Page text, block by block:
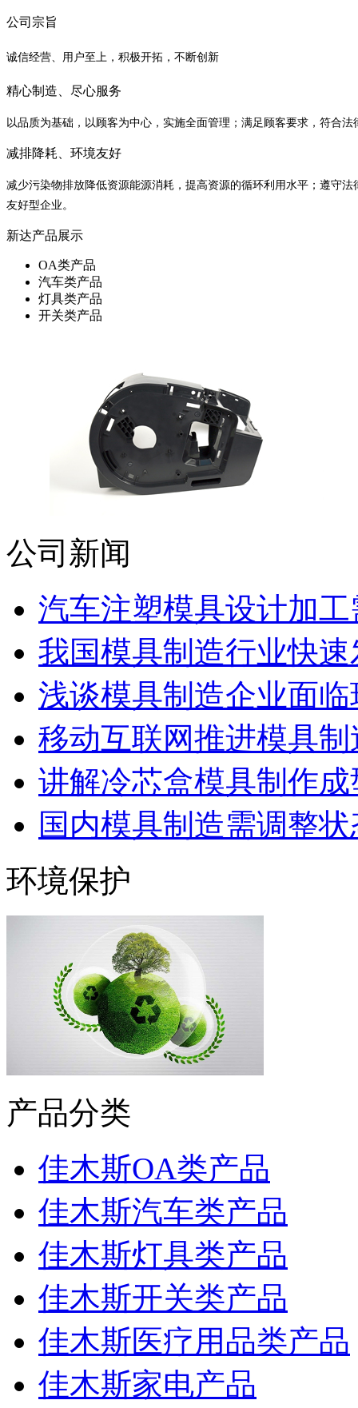
公司宗旨
诚信经营、用户至上，积极开拓，不断创新
精心制造、尽心服务
以品质为基础，以顾客为中心，实施全面管理；满足顾客要求，符合
减排降耗、环境友好
减少污染物排放降低资源能源消耗，提高资源的循环利用水平；遵守
友好型企业。
新达产品展示
OA类产品
汽车类产品
灯具类产品
开关类产品
公司新闻
汽车注塑模具设计加
我国模具制造行业快
浅谈模具制造企业面
移动互联网推进模具
讲解冷芯盒模具制作
国内模具制造需调整
环境保护
产品分类
佳木斯OA类产品
佳木斯汽车类产品
佳木斯灯具类产品
佳木斯开关类产品
佳木斯医疗用品类产品
佳木斯家电产品